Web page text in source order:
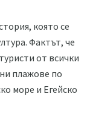
която се
Фактът, че
от всички
плажове по
море и Егейско